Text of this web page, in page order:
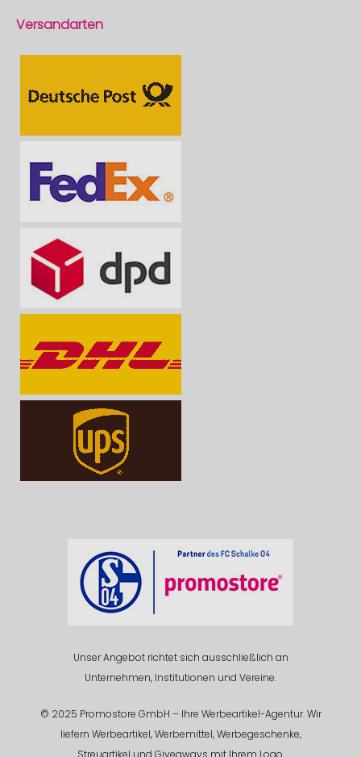
Versandarten
Unser Angebot richtet sich ausschließlich an
Unternehmen, Institutionen und Vereine.
© 2025 Promostore GmbH – Ihre Werbeartikel-Agentur. Wir
liefern Werbeartikel, Werbemittel, Werbegeschenke,
Streuartikel und Giveaways mit Ihrem Logo.